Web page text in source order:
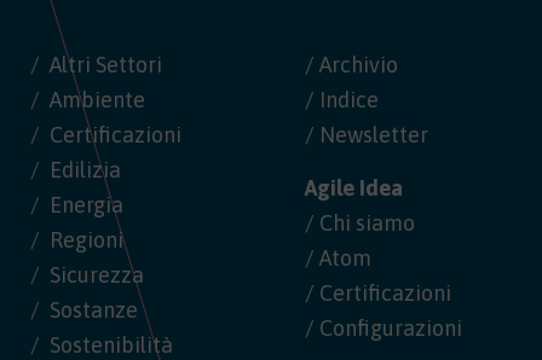
Altri Settori
Ambiente
Certificazioni
Edilizia
Energia
Regioni
Sicurezza
Sostanze
Sostenibilità
/ Archivio
/ Indice
/ Newsletter
Agile Idea
/ Chi siamo
/ Atom
/ Certificazioni
/ Configurazioni